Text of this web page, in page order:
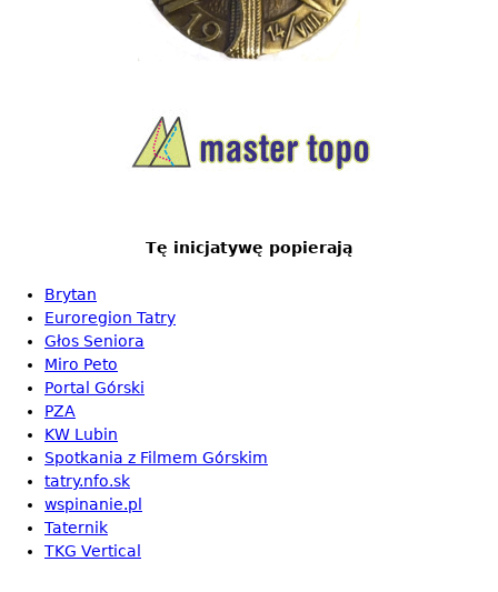
Tę inicjatywę popierają
Brytan
Euroregion Tatry
Głos Seniora
Miro Peto
Portal Górski
PZA
KW Lubin
Spotkania z Filmem Górskim
tatry.nfo.sk
wspinanie.pl
Taternik
TKG Vertical